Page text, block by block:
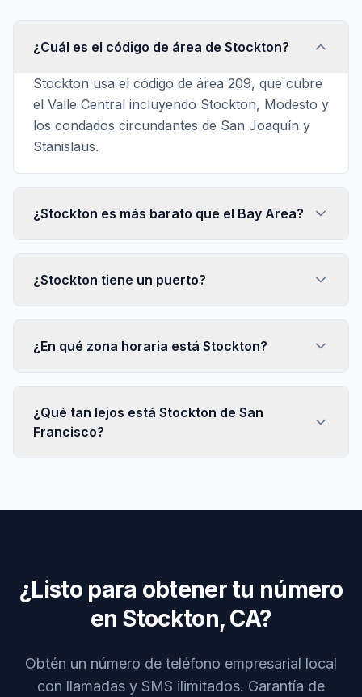
¿Cuál es el código de área de Stockton?
Stockton usa el código de área 209, que cubre
el Valle Central incluyendo Stockton, Modesto y
los condados circundantes de San Joaquín y
Stanislaus.
¿Stockton es más barato que el Bay Area?
¿Stockton tiene un puerto?
¿En qué zona horaria está Stockton?
¿Qué tan lejos está Stockton de San
Francisco?
¿Listo para obtener tu número
en Stockton, CA?
Obtén un número de teléfono empresarial local
con llamadas y SMS ilimitados. Garantía de